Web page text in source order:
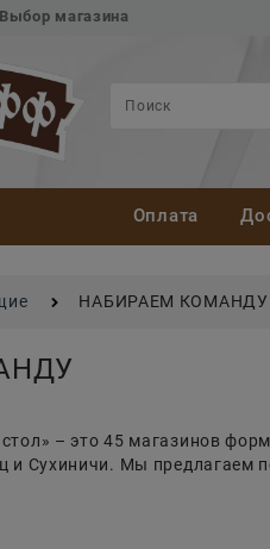
Выбор магазина
Оплата
НАБИРАЕМ КОМАНДУ
– это 45 магазинов
и Сухиничи. Мы предлагаем